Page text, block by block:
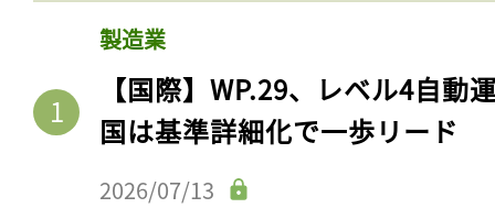
製造業
【国際】WP.29、レベル4自動
国は基準詳細化で一歩リード
2026/07/13